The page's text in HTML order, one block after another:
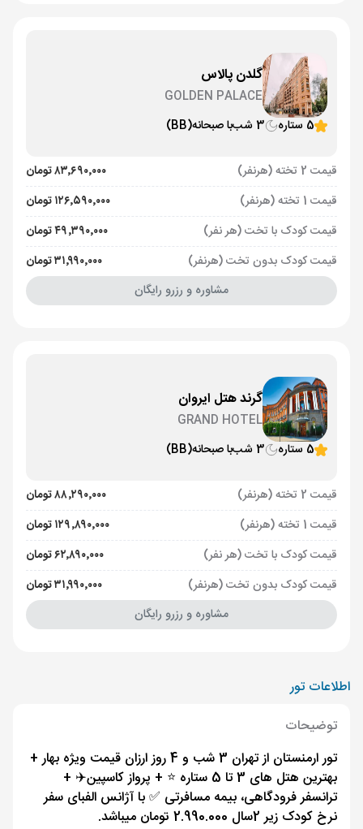
گلدن پالاس
GOLDEN PALACE
5 ستاره
3 شب با صبحانه(BB)
قیمت 2 تخته (هرنفر)
۸۳٬۶۹۰٬۰۰۰ تومان
قیمت 1 تخته (هرنفر)
۱۲۶٬۵۹۰٬۰۰۰ تومان
قیمت کودک با تخت (هر نفر)
۴۹٬۳۹۰٬۰۰۰ تومان
قیمت کودک بدون تخت (هرنفر)
۳۱٬۹۹۰٬۰۰۰ تومان
مشاوره و رزرو رایگان
گرند هتل ایروان
GRAND HOTEL
5 ستاره
3 شب با صبحانه(BB)
قیمت 2 تخته (هرنفر)
۸۸٬۲۹۰٬۰۰۰ تومان
قیمت 1 تخته (هرنفر)
۱۲۹٬۸۹۰٬۰۰۰ تومان
قیمت کودک با تخت (هر نفر)
۶۲٬۸۹۰٬۰۰۰ تومان
قیمت کودک بدون تخت (هرنفر)
۳۱٬۹۹۰٬۰۰۰ تومان
مشاوره و رزرو رایگان
اطلاعات تور
توضیحات
تور ارمنستان از تهران 3 شب و 4 روز ارزان قیمت ویژه بهار +
بهترین هتل های 3 تا 5 ستاره ⭐️ + پرواز کاسپین✈️ +
ترانسفر فرودگاهی، بیمه مسافرتی ✅ با آژانس الفبای سفر
نرخ کودک زیر 2سال 2.990.000 تومان میباشد.